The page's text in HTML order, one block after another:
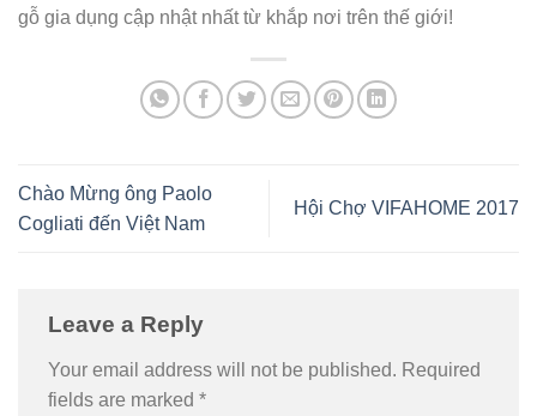
gỗ gia dụng cập nhật nhất từ khắp nơi trên thế giới!
Chào Mừng ông Paolo
Cogliati đến Việt Nam
Hội Chợ VIFAHOME 2017
Leave a Reply
Your email address will not be published. Required
fields are marked *